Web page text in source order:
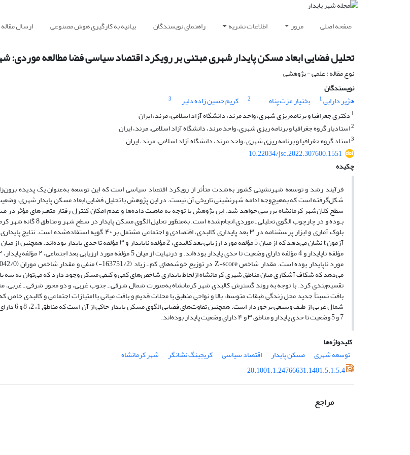
صفحه اصلی مرور اطلاعات نشریه راهنمای نویسندگان بیانیه به کارگیری هوش مصنوعی ارسال مقاله
تحلیل فضایی ابعاد مسکن پایدار شهری مبتنی بر رویکرد اقتصاد سیاسی فضا مطالعه موردی:
نوع مقاله : علمی - پژوهشی
نویسندگان
هژیر دارابی1 بختیار عزت پناه 2 کریم حسین زاده دلیر
3
1 دکتری جغرافیا و برنامه‌ریزی شهری، واحد مرند، دانشگاه آزاد اسلامی، مرند، ایران
2استادیار گروه جغرافیا و برنامه ریزی شهری، واحد مرند، دانشگاه آزاد اسلامی، مرند، ایران
3استاد گروه جغرافیا و برنامه ریزی شهری، واحد مرند، دانشگاه آزاد اسلامی، مرند، ایران
10.22034/jsc.2022.307600.1551
چکیده
فرآیند رشد و توسعه شهرنشینی کشور به‌شدت متأثر از رویکرد اقتصاد سیاسی است که این توسعه به‌عنوان یک پدیده
شکل‌گرفته است که به‌هیچ‌وجه ادامه شهرنشینی تاریخی آن نیست. در این پژوهش با تحلیل فضایی ابعاد مسکن پایدار شهری،
سطح کلان‌شهر کرمانشاه بررسی خواهد شد. این پژوهش با توجه به ماهیت داده‌ها و عدم امکان کنترل رفتار متغیرهای مؤثر در
بـوده و در چارچوب الگوی تحلیلی ـ موردی
بلوک آماری و ابزار پرسشنامه در ۳ بعد پایداری کالبدی، اقتصادی و اجتماعی مشتمل بر ۴۰
می‌دهد که شکاف آشکاری میان مناطق شهری کرمانشاه ازلحاظ پایداری شاخص‌های کمی و کیفی مسکن وجود دارد که می‌توان به سه
تقسیم‌بندی کرد. با توجه به روند گسترش کالبدی شهر کرمانشاه به‌صورت شمال شرقی ـ جنوب غربی، و دو محور شرقی ـ غربی،
بافت نسبتاً جدید محل زندگی طبقات متوسط، بالا و نواحی منطبق با محلات قدیم و بافت میانی با امتیازات اجتماعی و کالبدی خاص
شمال غربی از طیف
7 و 5 وضعیت تا حدی پایدار و مناطق ۳ و ۴ دارای وضعیت پایدار بوده‌اند.
کلیدواژه‌ها
توسعه شهری
مسکن پایدار اقتصاد سیاسی کریجینگ نشانگر
شهر کرمانشاه
20.1001.1.24766631.1401.5.1.5.4
مراجع